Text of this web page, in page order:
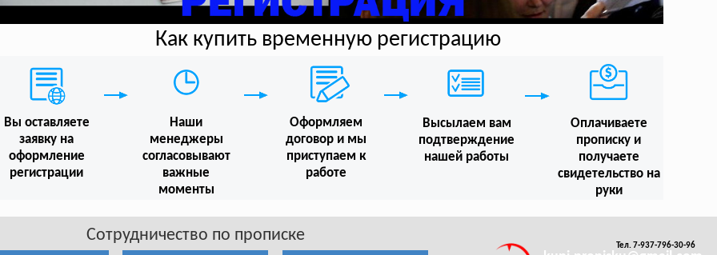
Как купить временную регистрацию
Вы оставляете
заявку на
оформление
регистрации
Наши
менеджеры
согласовывают
важные
моменты
Оформляем
договор и мы
приступаем к
работе
Высылаем вам
подтверждение
нашей работы
Оплачиваете
прописку и
получаете
свидетельство на
руки
Сотрудничество по прописке
Тел. 7-937-796-30-96